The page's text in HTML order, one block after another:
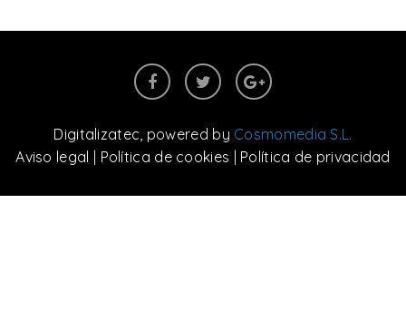
Digitalizatec, powered by Cosmomedia S.L.
Aviso legal
Política de cookies Política de privacidad